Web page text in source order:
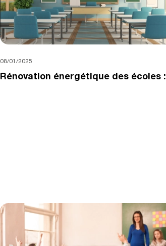
08/01/2025
Rénovation énergétique des écoles :